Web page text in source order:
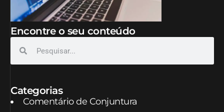
Encontre o seu conteúdo
Categorias
Comentário de Conjuntura